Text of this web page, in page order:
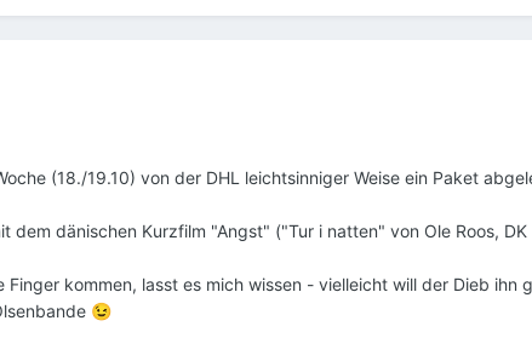
(18./19.10) von der DHL leichtsinniger Weise ein Paket
dem dänischen Kurzfilm "Angst" ("Tur i natten" von Ole Roos,
Finger kommen, lasst es mich wissen - vielleicht will der Dieb ihn
😉